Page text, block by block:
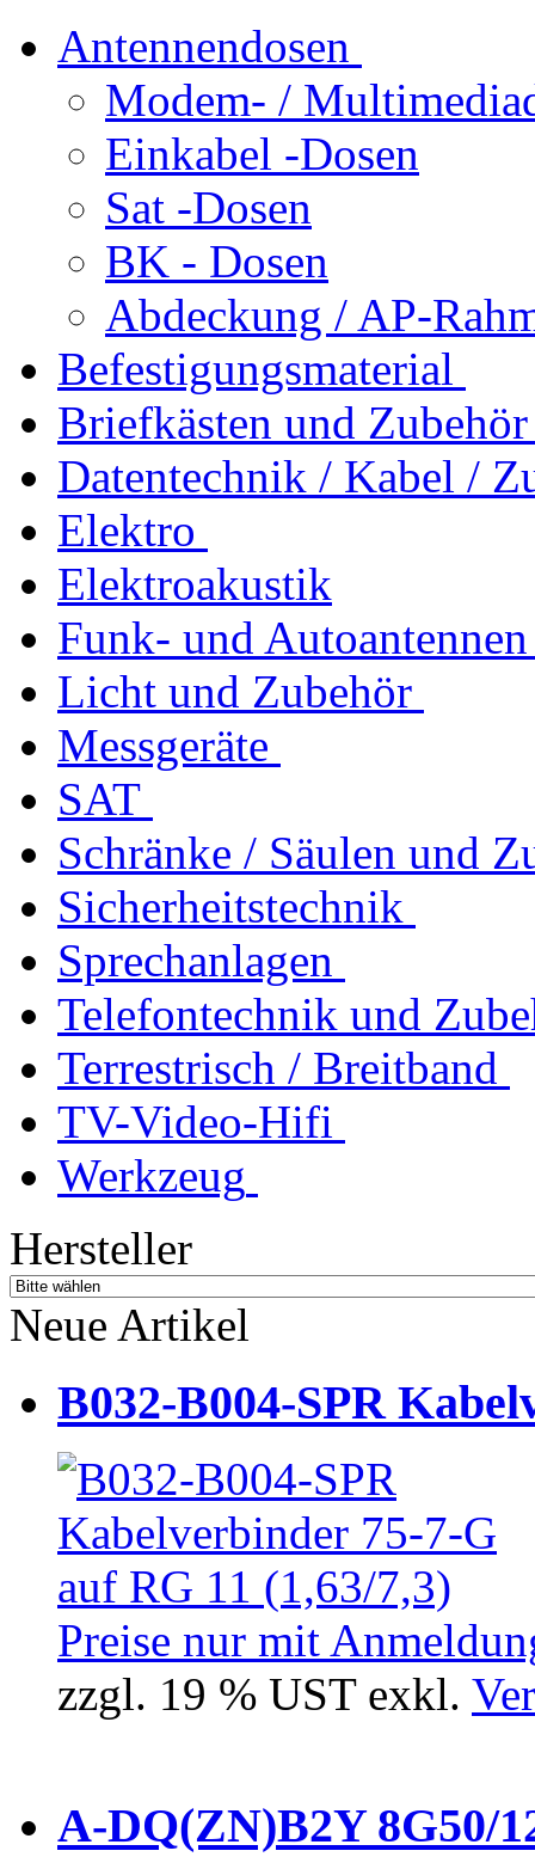
Antennendosen
Modem- /
Einkabel -Dosen
Sat -Dosen
BK - Dosen
Abdeckung / AP-
Befestigungsmaterial
Briefkästen und Zubehör
Datentechnik / Kabel /
Elektro
Elektroakustik
Funk- und Autoantennen
Licht und Zubehör
Messgeräte
SAT
Schränke / Säulen und
Sicherheitstechnik
Sprechanlagen
Telefontechnik und
Terrestrisch / Breitband
TV-Video-Hifi
Werkzeug
Hersteller
Neue Artikel
B032-B004-SPR
Preise nur mit
zzgl. 19 % UST exkl.
A-DQ(ZN)B2Y 8G50/